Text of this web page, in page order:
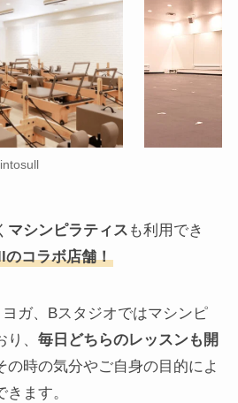
マシンピラティス も利用でき
コラボ店舗！
ガ、Bスタジオではマシンピ
、 毎日どちらのレッスンも開
の時の気分やご自身の目的によ
ます。